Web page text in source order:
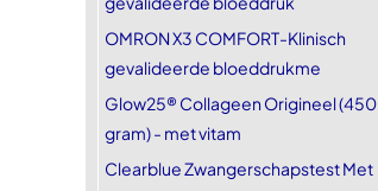
OMRON X3 COMFORT-Klinisch
gevalideerde bloeddrukme
Glow25® Collageen Origineel (450
gram) - met vitam
Clearblue Zwangerschapstest Met